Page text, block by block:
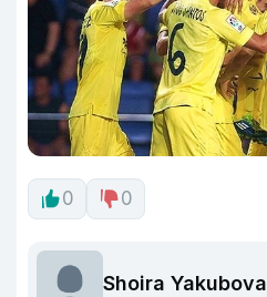
0 0
Shoira Yakubova